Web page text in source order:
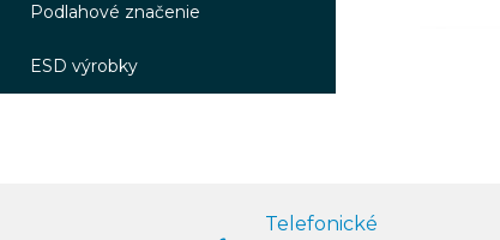
Podlahové značenie
ESD výrobky
Telefonické